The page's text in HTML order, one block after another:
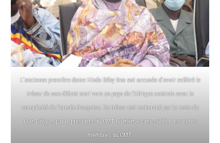
L’ancienne première dame Hinda Déby Itno est accusée d’avoir exfiltré le
trésor de son défunt mari vers un pays de l’Afrique centrale avec la
complicité de l’armée française. Ce trésor est recherché par le reste du
Clan Déby et par le président du CMT lui-même sans oublier les autres
membres du CMT.